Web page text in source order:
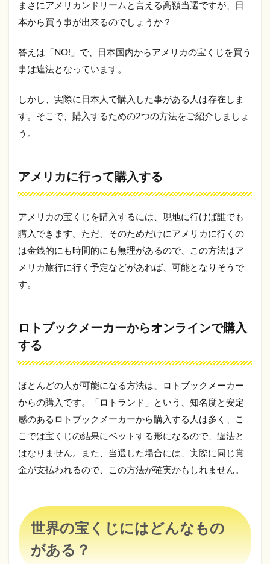
まさにアメリカンドリームと言える高額当選ですが、日
本から買う事が出来るのでしょうか？
答えは「NO!」で、日本国内からアメリカの宝くじを買う
事は違法となっています。
しかし、実際に日本人で購入した事がある人は存在しま
す。そこで、購入するための2つの方法をご紹介しましょ
う。
アメリカに行って購入する
アメリカの宝くじを購入するには、現地に行けば誰でも
購入できます。ただ、そのためだけにアメリカに行くの
は金銭的にも時間的にも無理があるので、この方法はア
メリカ旅行に行く予定などがあれば、可能となりそうで
す。
ロトブックメーカーからオンラインで購入
する
ほとんどの人が可能になる方法は、ロトブックメーカー
からの購入です。「ロトランド」という、知名度と安定
感のあるロトブックメーカーから購入する人は多く、こ
こでは宝くじの結果にベットする形になるので、違法と
はなりません。また、当選した場合には、実際に同じ賞
金が支払われるので、この方法が確実かもしれません。
世界の宝くじにはどんなもの
がある？